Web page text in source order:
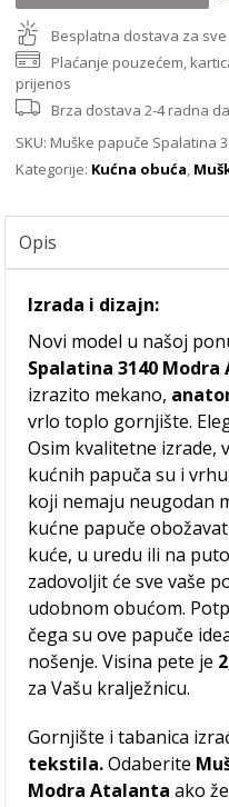
Besplatna dostava za
Plaćanje pouzećem,
prijenos
Brza dostava 2-4 radna
SKU: Muške papuče Spalatina
Kategorije: Kućna obuća,
Izrada i dizajn:
Novi model u našoj
Spalatina 3140
izrazito mekano,
vrlo toplo gornjište.
Osim kvalitetne izrade,
kućnih papuča su i
koji nemaju neugodan
kućne papuče
kuće, u uredu ili na
zadovoljit će sve vaše
udobnom obućom.
čega su ove papuče
nošenje. Visina pete je
za Vašu kralježnicu.
Gornjište i tabanica
tekstila.Odaberite
Modra Atalanta ako